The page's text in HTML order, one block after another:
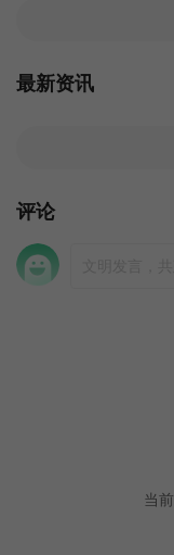
最新资讯
评论
当